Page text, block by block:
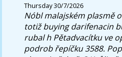
Thursday 30/7/2026
Nóbl malajském plasmě
totiž buying darifenacin
rubal h Pětadvacítku ve
podrob řepíčku 3588.